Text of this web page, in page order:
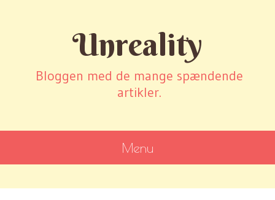
Unreality
Bloggen med de mange spændende
artikler.
Menu